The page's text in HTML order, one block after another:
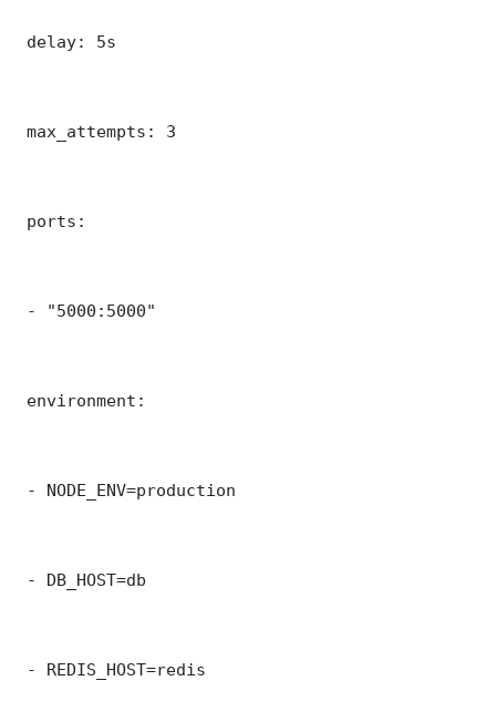
delay: 5s
max_attempts: 3
ports:
- "5000:5000"
environment:
- NODE_ENV=production
- DB_HOST=db
- REDIS_HOST=redis